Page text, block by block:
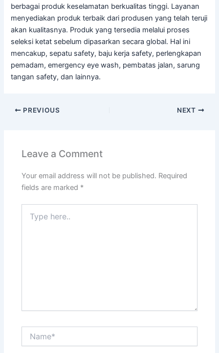
berbagai produk keselamatan berkualitas tinggi. Layanan
menyediakan produk terbaik dari produsen yang telah teruji
akan kualitasnya. Produk yang tersedia melalui proses
seleksi ketat sebelum dipasarkan secara global. Hal ini
mencakup, sepatu safety, baju kerja safety, perlengkapan
pemadam, emergency eye wash, pembatas jalan, sarung
tangan safety, dan lainnya.
PREVIOUS NEXT
Leave a Comment
Your email address will not be published. Required
fields are marked *
here..